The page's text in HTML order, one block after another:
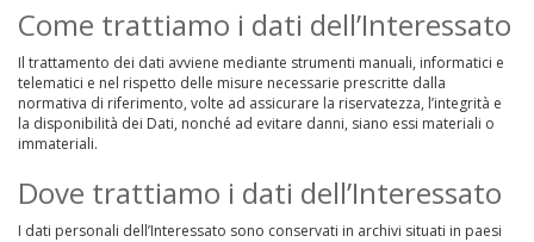
Come trattiamo i dati dell’Interessato
Il trattamento dei dati avviene mediante strumenti manuali, informatici e
telematici e nel rispetto delle misure necessarie prescritte dalla
normativa di riferimento, volte ad assicurare la riservatezza, l’integrità e
la disponibilità dei Dati, nonché ad evitare danni, siano essi materiali o
immateriali.
Dove trattiamo i dati dell’Interessato
I dati personali dell’Interessato sono conservati in archivi situati in paesi